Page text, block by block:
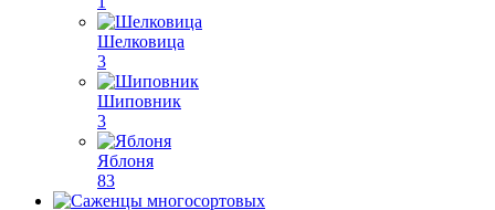
Шелковица
3
Шиповник
3
Яблоня
83